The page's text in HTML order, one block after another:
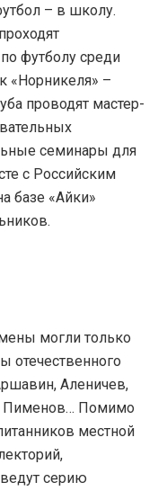
– в школу.
футболу среди
«Норникеля» –
проводят мастер-
семинары для
с Российским
базе «Айки»
могли только
отечественного
Аленичев,
Пименов… Помимо
местной
серию